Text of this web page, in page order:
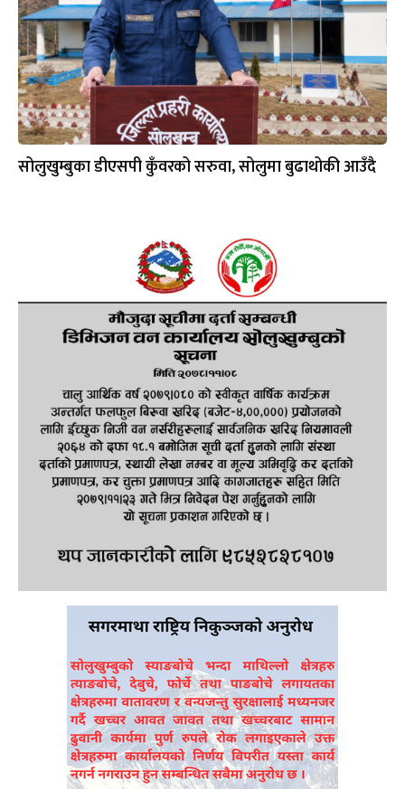
सोलुखुम्बुका डीएसपी कुँवरको सरुवा, सोलुमा बुढाथोकी आउँदै